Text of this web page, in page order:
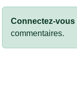
Connectez-vous
commentaires.